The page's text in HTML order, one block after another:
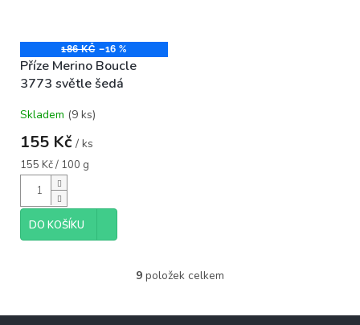
186 KČ –16 %
Příze Merino Boucle
3773 světle šedá
Skladem (9 ks)
155 Kč / ks
Měrná
cena:
155 Kč / 100 g
DO KOŠÍKU
O
l
9 položek celkem